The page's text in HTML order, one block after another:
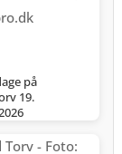
på
19.